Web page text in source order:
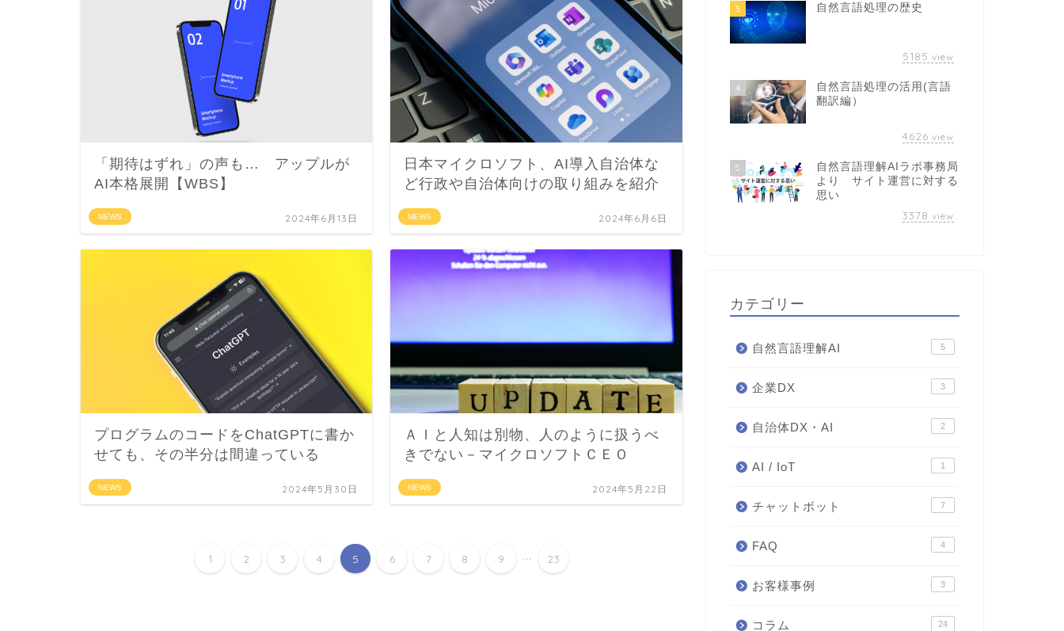
NEWS
「期待はずれ」の声も… アップルが
AI本格展開【WBS】
2024年6月13日 NEWS
日本マイクロソフト、AI導入自治体な
ど行政や自治体向けの取り組みを紹介
2024年6月6日
NEWS
プログラムのコードをChatGPTに書か
せても、その半分は間違っている
2024年5月30日 NEWS
ＡＩと人知は別物、人のように扱うべ
きでない－マイクロソフトＣＥＯ
2024年5月22日
1 2 3 4 5 6 7 8 9 ... 23
3 自然言語処理の歴史
5185 view
4
自然言語処理の活用(言語
翻訳編）
4626 view
5
自然言語理解AIラボ事務局
より サイト運営に対する
思い
3378 view
カテゴリー
自然言語理解AI 5
企業DX 3
自治体DX・AI 2
AI / IoT 1
チャットボット 7
FAQ 4
お客様事例 3
コラム 24